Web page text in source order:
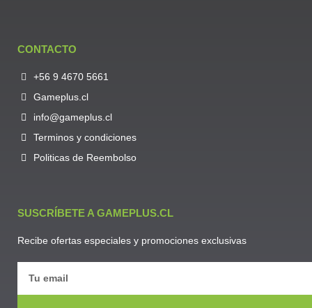
CONTACTO
+56 9 4670 5661
Gameplus.cl
info@gameplus.cl
Terminos y condiciones
Politicas de Reembolso
SUSCRÍBETE A GAMEPLUS.CL
Recibe ofertas especiales y promociones exclusivas